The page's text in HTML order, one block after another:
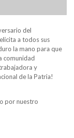
del
a todos sus
la mano para que
comunidad
y
de la Patria!
por nuestro